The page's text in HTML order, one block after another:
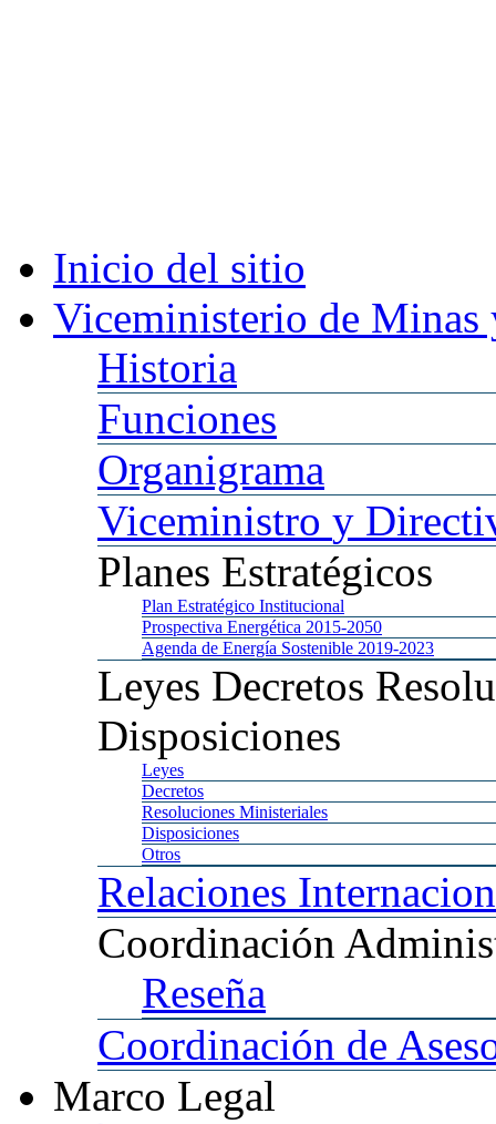
Inicio del sitio
Viceministerio de Minas
Historia
Funciones
Organigrama
Viceministro y
Planes Estratégicos
Plan Estratégico Institucional
Prospectiva Energética 2015-2050
Agenda de Energía Sostenible 2019-2023
Leyes Decretos
Disposiciones
Leyes
Decretos
Resoluciones Ministeriales
Disposiciones
Otros
Relaciones
Coordinación
Reseña
Coordinación de
Marco Legal